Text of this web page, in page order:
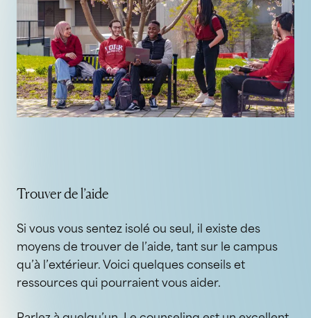
Trouver de l’aide
Si vous vous sentez isolé ou seul, il existe des
moyens de trouver de l’aide, tant sur le campus
qu’à l’extérieur. Voici quelques conseils et
ressources qui pourraient vous aider.